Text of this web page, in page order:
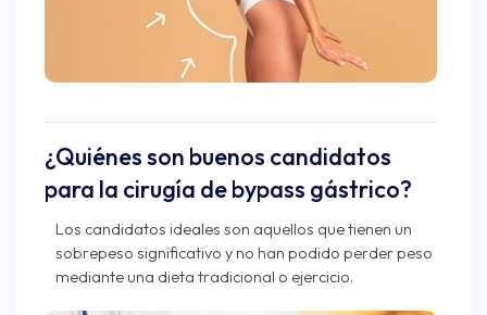
¿Quiénes son buenos candidatos
para la cirugía de bypass gástrico?
Los candidatos ideales son aquellos que tienen un
sobrepeso significativo y no han podido perder peso
mediante una dieta tradicional o ejercicio.